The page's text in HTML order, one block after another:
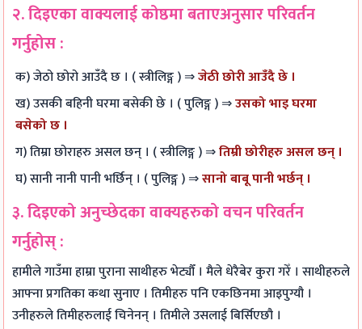
२. दिइएका वाक्यलाई कोष्ठमा बताएअनुसार परिवर्तन
गर्नुहोस :
क) जेठो छोरो आउँदै छ । ( स्त्रीलिङ्ग ) ⇒जेठी छोरी आउँदै छे ।
ख) उसकी बहिनी घरमा बसेकी छे । ( पुलिङ्ग ) ⇒उसको भाइ घरमा
बसेको छ ।
ग) तिम्रा छोराहरु असल छन् । ( स्त्रीलिङ्ग ) ⇒तिम्री छोरीहरु असल छन् ।
घ) सानी नानी पानी भर्छिन् । ( पुलिङ्ग ) ⇒सानो बाबू पानी भर्छन् ।
३. दिइएको अनुच्छेदका वाक्यहरुको वचन परिवर्तन
गर्नुहोस् :
हामीले गाउँमा हाम्रा पुराना साथीहरु भेट्यौँ । मैले धेरैबेर कुरा गरेँ । साथीहरुले
आफ्ना प्रगतिका कथा सुनाए । तिमीहरु पनि एकछिनमा आइपुग्यौ ।
उनीहरुले तिमीहरुलाई चिनेनन् । तिमीले उसलाई बिर्सिएछौ ।